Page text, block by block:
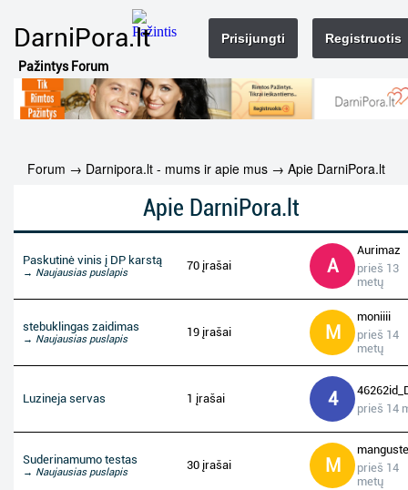
DarniPora.lt
Pažintys Forum
Registruotis
Prisijungti
Forum → Darnipora.lt - mums ir apie mus → Apie DarniPora.lt
Apie DarniPora.lt
Paskutinė vinis į DP karstą
→ Naujausias puslapis
70 įrašai A
Aurimaz
prieš 13
metų
stebuklingas zaidimas
→ Naujausias puslapis
19 įrašai M
moniiii
prieš 14
metų
Luzineja servas 1 įrašai 4
prieš 14
Suderinamumo testas
→ Naujausias puslapis
30 įrašai M
manguste
prieš 14
metų